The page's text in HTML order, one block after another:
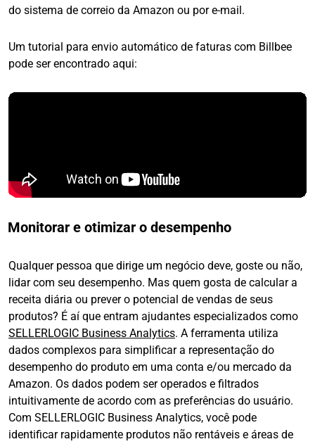
do sistema de correio da Amazon ou por e-mail.
Um tutorial para envio automático de faturas com Billbee
pode ser encontrado aqui:
Monitorar e otimizar o desempenho
Qualquer pessoa que dirige um negócio deve, goste ou não,
lidar com seu desempenho. Mas quem gosta de calcular a
receita diária ou prever o potencial de vendas de seus
produtos? É aí que entram ajudantes especializados como
SELLERLOGIC Business Analytics. A ferramenta utiliza
dados complexos para simplificar a representação do
desempenho do produto em uma conta e/ou mercado da
Amazon. Os dados podem ser operados e filtrados
intuitivamente de acordo com as preferências do usuário.
Com SELLERLOGIC Business Analytics, você pode
identificar rapidamente produtos não rentáveis e áreas de